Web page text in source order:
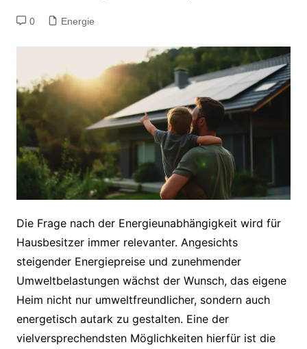
0 Energie
Die Frage nach der Energieunabhängigkeit wird für
Hausbesitzer immer relevanter. Angesichts
steigender Energiepreise und zunehmender
Umweltbelastungen wächst der Wunsch, das eigene
Heim nicht nur umweltfreundlicher, sondern auch
energetisch autark zu gestalten. Eine der
vielversprechendsten Möglichkeiten hierfür ist die